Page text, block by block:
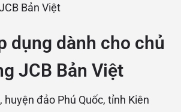
Bản Việt
dụng dành cho chủ
JCB Bản Việt
huyện đảo Phú Quốc, tỉnh Kiên